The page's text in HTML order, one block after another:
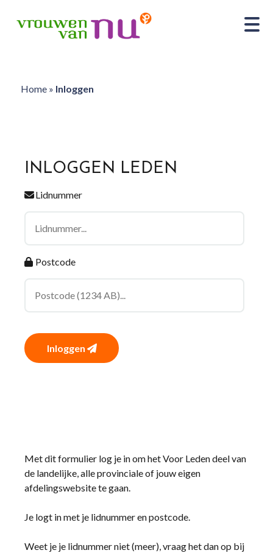
Home» Inloggen
INLOGGEN LEDEN
Lidnummer
Postcode
Inloggen
Met dit formulier log je in om het Voor Leden deel van
de landelijke, alle provinciale of jouw eigen
afdelingswebsite te gaan.
Je logt in met je lidnummer en postcode.
Weet je je lidnummer niet (meer), vraag het dan op bij